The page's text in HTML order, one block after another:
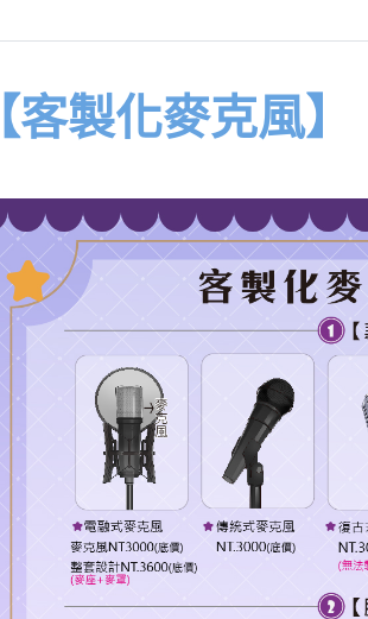
【客製化麥克風】